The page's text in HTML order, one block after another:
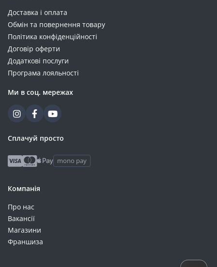
Доставка і оплата
Обмін та повернення товару
Політика конфіденційності
Договір оферти
Додаткові послуги
Програма лояльності
Ми в соц. мережах
Сплачуй просто
mono pay
Компанія
Про нас
Вакансії
Магазини
Франшиза